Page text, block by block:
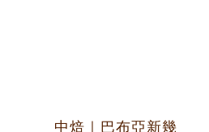
中焙｜巴布亞新幾